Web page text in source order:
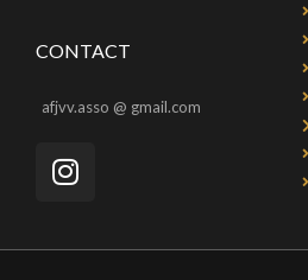
CONTACT
afjvv.asso @ gmail.com